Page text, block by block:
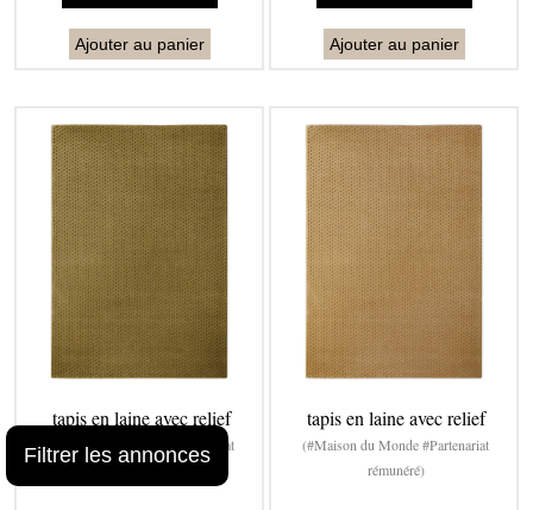
Ajouter au panier Ajouter au panier
tapis en laine avec relief
(#Maison du Monde #Partenariat
tapis en laine avec relief
(#Maison du Monde #Partenariat
rémunéré)
Filtrer les annonces